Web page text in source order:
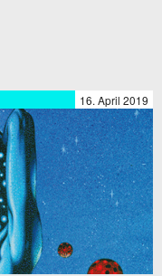
16. April 2019